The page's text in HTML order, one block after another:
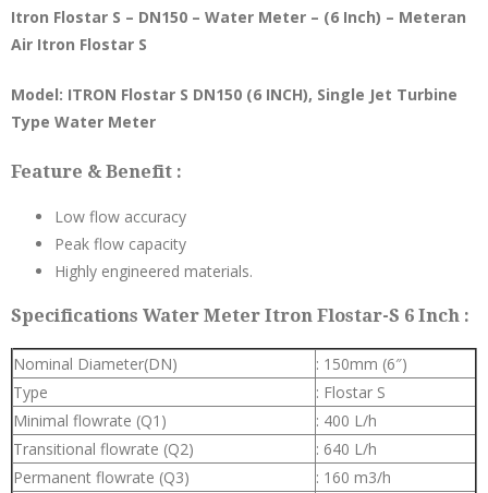
Itron Flostar S – DN150 – Water Meter – (6 Inch) – Meteran
Air Itron Flostar S
Model: ITRON Flostar S DN150 (6 INCH), Single Jet Turbine
Type Water Meter
Feature & Benefit :
Low flow accuracy
Peak flow capacity
Highly engineered materials.
Specifications Water Meter Itron Flostar-S 6 Inch :
Nominal Diameter(DN)
: 150mm (6″)
Type
: Flostar S
Minimal flowrate (Q1)
: 400 L/h
Transitional flowrate (Q2)
: 640 L/h
Permanent flowrate (Q3)
: 160 m3/h